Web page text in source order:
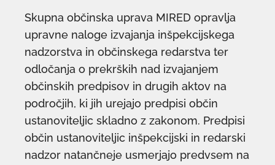
Skupna občinska uprava MIRED opravlja
upravne naloge izvajanja inšpekcijskega
nadzorstva in občinskega redarstva ter
odločanja o prekrških nad izvajanjem
občinskih predpisov in drugih aktov na
področjih, ki jih urejajo predpisi občin
ustanoviteljic skladno z zakonom. Predpisi
občin ustanoviteljic inšpekcijski in redarski
nadzor natančneje usmerjajo predvsem na